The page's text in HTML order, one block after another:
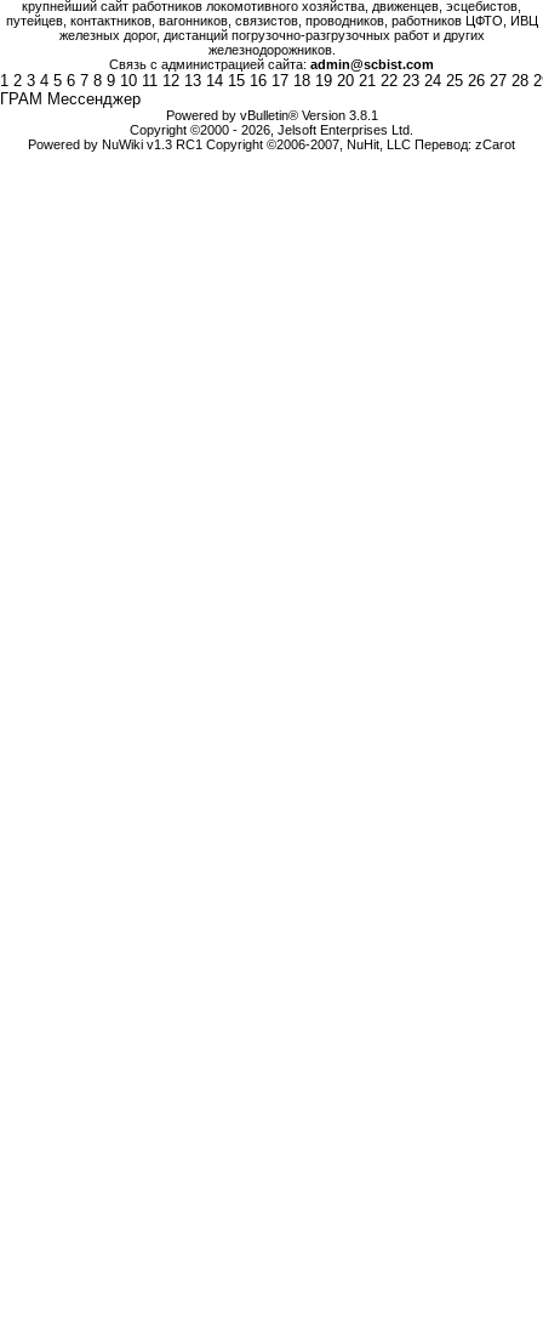
крупнейший сайт работников локомотивного хозяйства, движенцев, эсцебистов,
путейцев, контактников, вагонников, связистов, проводников, работников ЦФТО, ИВЦ
железных дорог, дистанций погрузочно-разгрузочных работ и других
железнодорожников.
Связь с администрацией сайта: admin@scbist.com
1 2 3 4 5 6 7 8 9 10 11 12 13 14 15 16 17 18 19 20 21 22 23 24 25 26 27 28
ГРАМ Мессенджер
Powered by vBulletin® Version 3.8.1
Copyright ©2000 - 2026, Jelsoft Enterprises Ltd.
Powered by NuWiki v1.3 RC1 Copyright ©2006-2007, NuHit, LLC Перевод: zCarot